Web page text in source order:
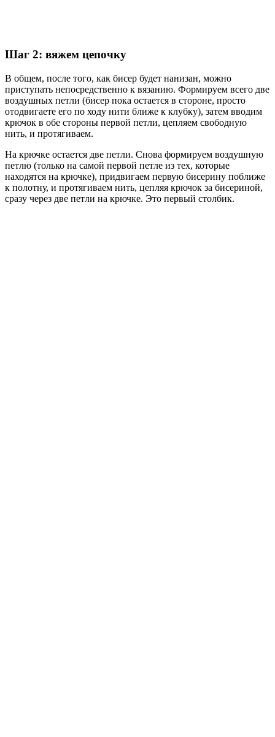
Шаг 2: вяжем цепочку
В общем, после того, как бисер будет нанизан, можно
приступать непосредственно к вязанию. Формируем всего две
воздушных петли (бисер пока остается в стороне, просто
отодвигаете его по ходу нити ближе к клубку), затем вводим
крючок в обе стороны первой петли, цепляем свободную
нить, и протягиваем.
На крючке остается две петли. Снова формируем воздушную
петлю (только на самой первой петле из тех, которые
находятся на крючке), придвигаем первую бисерину поближе
к полотну, и протягиваем нить, цепляя крючок за бисериной,
сразу через две петли на крючке. Это первый столбик.